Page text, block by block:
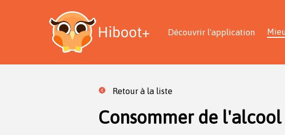
Découvrir l'application
Retour à la liste
Consommer de l'alcool